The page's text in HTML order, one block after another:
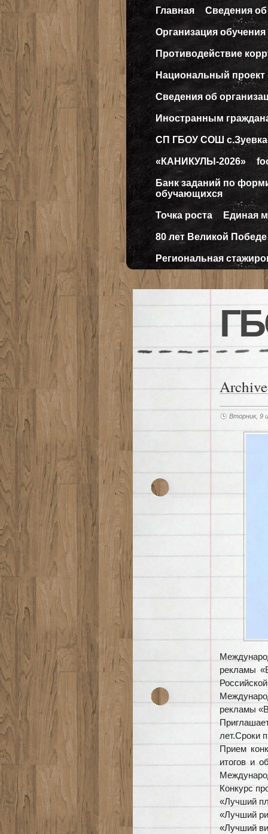
Главная Сведения об
Организация
Противодействие
Национальный проект
Сведения об
Иностранным
СП ГБОУ СОШ
«КАНИКУЛЫ-2026»
Банк заданий по
обучающихся
Точка роста Единая
80 лет Великой Победе
Региональная
Вторник, 9
рекламы
рекламы
лет.Сроки
Прием
итогов и
Конкурс
«Лучший
«Лучший
«Лучший